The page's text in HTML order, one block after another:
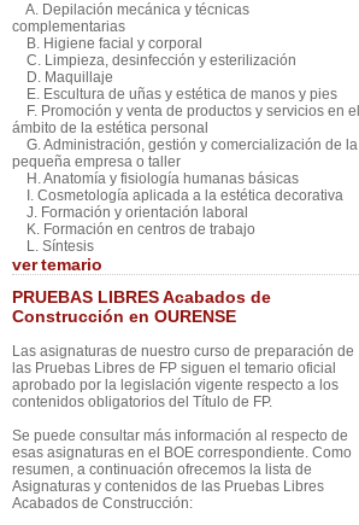
A. Depilación mecánica y técnicas
complementarias
B. Higiene facial y corporal
C. Limpieza, desinfección y esterilización
D. Maquillaje
E. Escultura de uñas y estética de manos y pies
F. Promoción y venta de productos y servicios en el
ámbito de la estética personal
G. Administración, gestión y comercialización de la
pequeña empresa o taller
H. Anatomía y fisiología humanas básicas
I. Cosmetología aplicada a la estética decorativa
J. Formación y orientación laboral
K. Formación en centros de trabajo
L. Síntesis
vertemario
PRUEBAS LIBRES Acabados de
Construcción en OURENSE
Las asignaturas de nuestro curso de preparación de
las Pruebas Libres de FP siguen el temario oficial
aprobado por la legislación vigente respecto a los
contenidos obligatorios del Título de FP.
Se puede consultar más información al respecto de
esas asignaturas en el BOE correspondiente. Como
resumen, a continuación ofrecemos la lista de
Asignaturas y contenidos de las Pruebas Libres
Acabados de Construcción: